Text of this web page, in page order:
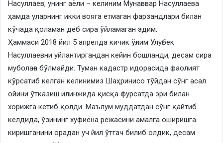
Насуллаев, унинг аёли – келиним Мунаввар Насуллаева
ҳамда уларнинг икки вояга етмаган фарзандлари билан
кўчада қоламан деб сира ўйламаган эдим.
Ҳаммаси 2018 йил 5 апрелда кичик ўғлим Улуғбек
Насуллаевни уйлантиргандан кейин бошланди, десам сира
муболаға бўлмайди. Туман кадастр идорасида фаолият
кўрсатиб келган келинимиз Шаҳринисо тўйдан сўнг асал
ойини ўтказиш илинжида қисқа фурсатда эри билан
хорижга кетиб қолди. Маълум муддатдан сўнг қайтиб
келдида, ўзининг хуфиёна режасини амалга оширишга
киришганини орадан уч йил ўтгач билиб олдик, десам